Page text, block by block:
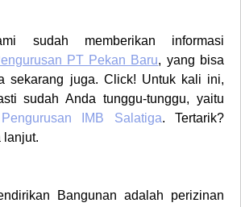
sudah memberikan informasi
PT Pekan Baru, yang bisa
sekarang juga. Click! Untuk kali ini,
sudah Anda tunggu-tunggu, yaitu
IMB Salatiga. Tertarik?
lanjut.
Bangunan adalah perizinan